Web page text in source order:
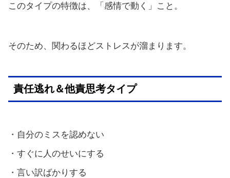
このタイプの特徴は、「感情で動く」こと。
そのため、関わるほどストレスが溜まります。
責任逃れ＆他責思考タイプ
・自分のミスを認めない
・すぐに人のせいにする
・言い訳ばかりする